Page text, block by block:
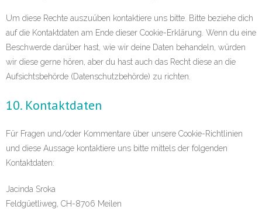
Um diese Rechte auszuüben kontaktiere uns bitte. Bitte beziehe dich
auf die Kontaktdaten am Ende dieser Cookie-Erklärung. Wenn du eine
Beschwerde darüber hast, wie wir deine Daten behandeln, würden
wir diese gerne hören, aber du hast auch das Recht diese an die
Aufsichtsbehörde (Datenschutzbehörde) zu richten.
10. Kontaktdaten
Für Fragen und/oder Kommentare über unsere Cookie-Richtlinien
und diese Aussage kontaktiere uns bitte mittels der folgenden
Kontaktdaten:
Jacinda Sroka
Feldgüetliweg, CH-8706 Meilen